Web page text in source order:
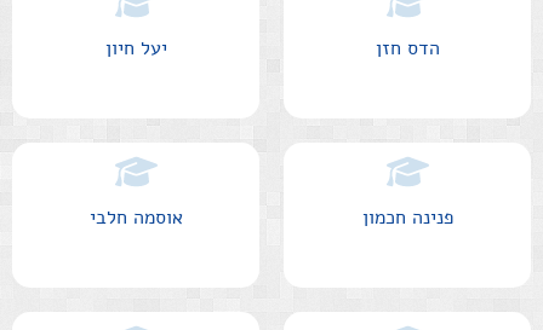
הדס חזן יעל חיון
פנינה חכמון אוסמה חלבי